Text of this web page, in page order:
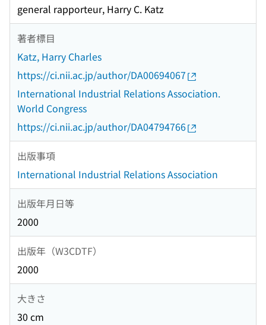
general rapporteur, Harry C. Katz
著者標目
Katz, Harry Charles
https://ci.nii.ac.jp/author/DA00694067
International Industrial Relations Association.
World Congress
https://ci.nii.ac.jp/author/DA04794766
出版事項
International Industrial Relations Association
出版年月日等
2000
出版年（W3CDTF）
2000
大きさ
30 cm